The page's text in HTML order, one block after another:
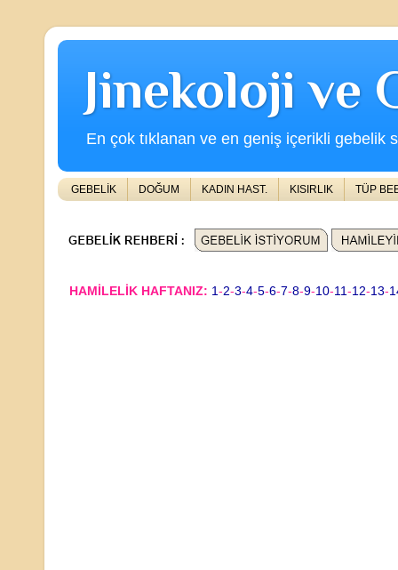
Jinekoloji ve
En çok tıklanan ve en geniş içerikli gebelik
GEBELİK DOĞUM KADIN HAST. KISIRLIK TÜP
HAMİLELİK HAFTANIZ: 1-2-3-4-5-6-7-8-9-10-11-12-13-